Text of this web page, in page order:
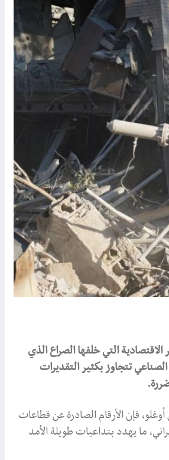
التي خلفها الصراع الذي
الصناعي تتجاوز بكثير التقديرات
فإن الأرقام الصادرة عن قطاعات
ما يهدد بتداعيات طويلة الأمد